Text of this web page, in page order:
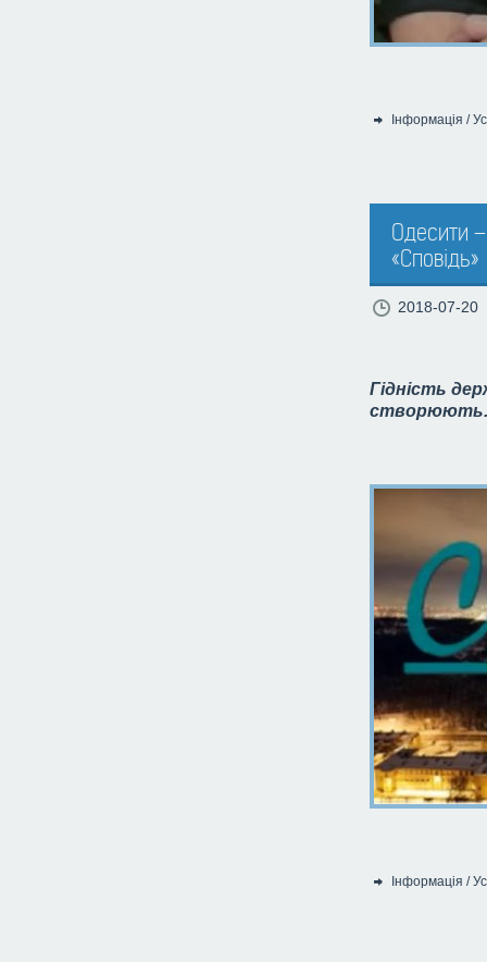
Інформація /
Одесити –
«Сповідь»
2018-07-20
Гідність
створюють.
Інформація /